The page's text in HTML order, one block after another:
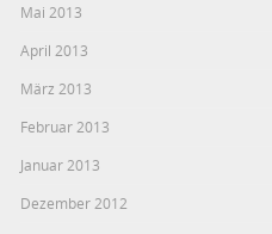
Mai 2013
April 2013
März 2013
Februar 2013
Januar 2013
Dezember 2012